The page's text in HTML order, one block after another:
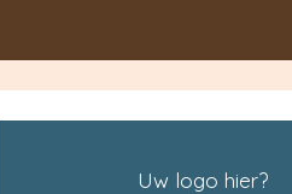
Uw logo hier?